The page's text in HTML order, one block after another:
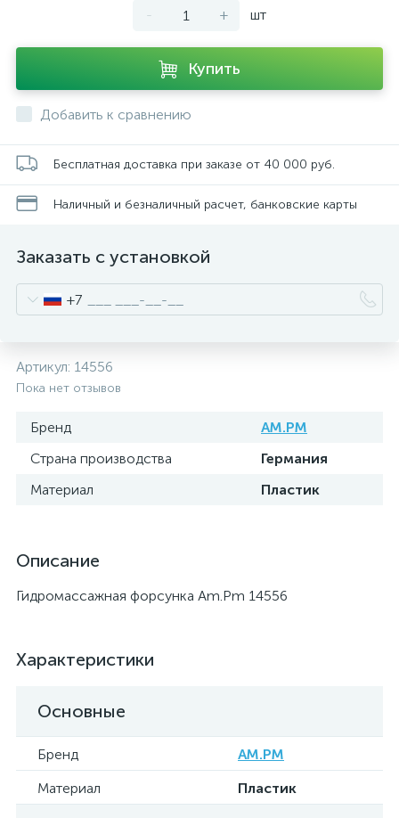
- + шт
Купить
Добавить к сравнению
Бесплатная доставка при заказе от 40 000 руб.
Наличный и безналичный расчет, банковские карты
Заказать с установкой
+7
Артикул: 14556
Пока нет отзывов
Бренд
AM.PM
Страна производства
Германия
Материал
Пластик
Описание
Гидромассажная форсунка Am.Pm 14556
Характеристики
Основные
Бренд
AM.PM
Материал
Пластик